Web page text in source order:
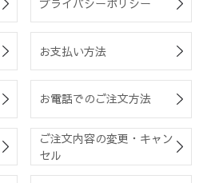
お支払い方法
お電話でのご注文方法
ご注文内容の変更・キャン
セル